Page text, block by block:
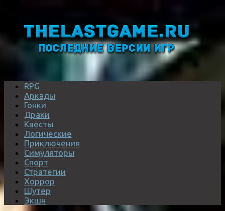
RPG
Аркады
Гонки
Драки
Квесты
Логические
Приключения
Симуляторы
Спорт
Стратегии
Хоррор
Шутер
Экшн